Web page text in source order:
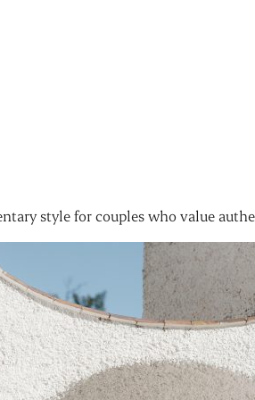
style for couples who value